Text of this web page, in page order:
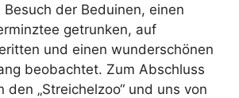
der Beduinen, einen
getrunken, auf
und einen wunderschönen
beobachtet. Zum Abschluss
den „Streichelzoo“ und uns von